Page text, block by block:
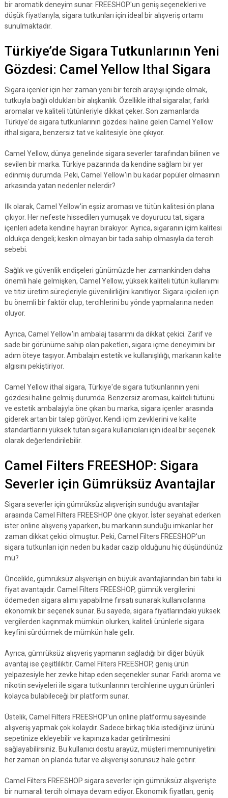
bir aromatik deneyim sunar. FREESHOP'un geniş seçenekleri ve
düşük fiyatlarıyla, sigara tutkunları için ideal bir alışveriş ortamı
sunulmaktadır.
Türkiye’de Sigara Tutkunlarının Yeni
Gözdesi: Camel Yellow Ithal Sigara
Sigara içenler için her zaman yeni bir tercih arayışı içinde olmak,
tutkuyla bağlı oldukları bir alışkanlık. Özellikle ithal sigaralar, farklı
aromalar ve kaliteli tütünleriyle dikkat çeker. Son zamanlarda
Türkiye'de sigara tutkunlarının gözdesi haline gelen Camel Yellow
ithal sigara, benzersiz tat ve kalitesiyle öne çıkıyor.
Camel Yellow, dünya genelinde sigara severler tarafından bilinen ve
sevilen bir marka. Türkiye pazarında da kendine sağlam bir yer
edinmiş durumda. Peki, Camel Yellow'in bu kadar popüler olmasının
arkasında yatan nedenler nelerdir?
İlk olarak, Camel Yellow'in eşsiz aroması ve tütün kalitesi ön plana
çıkıyor. Her nefeste hissedilen yumuşak ve doyurucu tat, sigara
içenleri adeta kendine hayran bırakıyor. Ayrıca, sigaranın içim kalitesi
oldukça dengeli; keskin olmayan bir tada sahip olmasıyla da tercih
sebebi.
Sağlık ve güvenlik endişeleri günümüzde her zamankinden daha
önemli hale gelmişken, Camel Yellow, yüksek kaliteli tütün kullanımı
ve titiz üretim süreçleriyle güvenilirliğini kanıtlıyor. Sigara içicileri için
bu önemli bir faktör olup, tercihlerini bu yönde yapmalarına neden
oluyor.
Ayrıca, Camel Yellow'in ambalaj tasarımı da dikkat çekici. Zarif ve
sade bir görünüme sahip olan paketleri, sigara içme deneyimini bir
adım öteye taşıyor. Ambalajın estetik ve kullanışlılığı, markanın kalite
algısını pekiştiriyor.
Camel Yellow ithal sigara, Türkiye'de sigara tutkunlarının yeni
gözdesi haline gelmiş durumda. Benzersiz aroması, kaliteli tütünü
ve estetik ambalajıyla öne çıkan bu marka, sigara içenler arasında
giderek artan bir talep görüyor. Kendi içim zevklerini ve kalite
standartlarını yüksek tutan sigara kullanıcıları için ideal bir seçenek
olarak değerlendirilebilir.
Camel Filters FREESHOP: Sigara
Severler için Gümrüksüz Avantajlar
Sigara severler için gümrüksüz alışverişin sunduğu avantajlar
arasında Camel Filters FREESHOP öne çıkıyor. İster seyahat ederken
ister online alışveriş yaparken, bu markanın sunduğu imkanlar her
zaman dikkat çekici olmuştur. Peki, Camel Filters FREESHOP'un
sigara tutkunları için neden bu kadar cazip olduğunu hiç düşündünüz
mü?
Öncelikle, gümrüksüz alışverişin en büyük avantajlarından biri tabii ki
fiyat avantajıdır. Camel Filters FREESHOP, gümrük vergilerini
ödemeden sigara alımı yapabilme fırsatı sunarak kullanıcılarına
ekonomik bir seçenek sunar. Bu sayede, sigara fiyatlarındaki yüksek
vergilerden kaçınmak mümkün olurken, kaliteli ürünlerle sigara
keyfini sürdürmek de mümkün hale gelir.
Ayrıca, gümrüksüz alışveriş yapmanın sağladığı bir diğer büyük
avantaj ise çeşitliliktir. Camel Filters FREESHOP, geniş ürün
yelpazesiyle her zevke hitap eden seçenekler sunar. Farklı aroma ve
nikotin seviyeleri ile sigara tutkunlarının tercihlerine uygun ürünleri
kolayca bulabileceği bir platform sunar.
Üstelik, Camel Filters FREESHOP'un online platformu sayesinde
alışveriş yapmak çok kolaydır. Sadece birkaç tıkla istediğiniz ürünü
sepetinize ekleyebilir ve kapınıza kadar getirilmesini
sağlayabilirsiniz. Bu kullanıcı dostu arayüz, müşteri memnuniyetini
her zaman ön planda tutar ve alışverişi sorunsuz hale getirir.
Camel Filters FREESHOP sigara severler için gümrüksüz alışverişte
bir numaralı tercih olmaya devam ediyor. Ekonomik fiyatları, geniş